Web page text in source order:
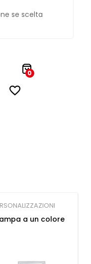
se scelta
0
a un colore